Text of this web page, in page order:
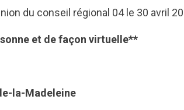
du conseil régional 04 le 30 avril
et de façon virtuelle**
la-Madeleine